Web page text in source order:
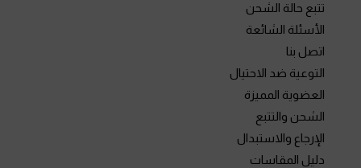
تتبع حالة الشحن
الأسئلة الشائعة
اتصل بنا
التوعية ضد الاحتيال
العضوية المميزة
الشحن والتتبع
الإرجاع والاستبدال
دليل المقاسات